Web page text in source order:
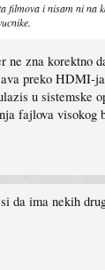
i nisam ni
zna
preko HDMI-
u sistemske
fajlova
da ima nekih